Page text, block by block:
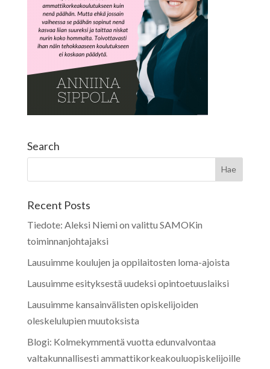
Search
Recent Posts
Tiedote: Aleksi Niemi on valittu SAMOKin
toiminnanjohtajaksi
Lausuimme koulujen ja oppilaitosten loma-ajoista
Lausuimme esityksestä uudeksi opintoetuuslaiksi
Lausuimme kansainvälisten opiskelijoiden
oleskelulupien muutoksista
Blogi: Kolmekymmentä vuotta edunvalvontaa
valtakunnallisesti ammattikorkeakouluopiskelijoille